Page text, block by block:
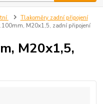
Tlakoměry zadní připojení
M20x1,5, zadní připojení
M20x1,5,